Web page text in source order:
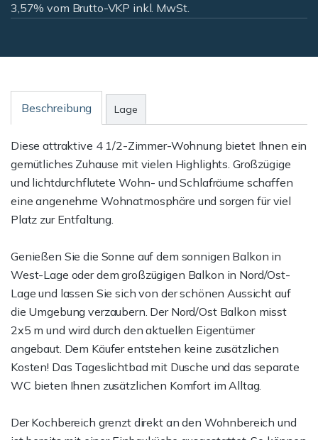
3,57% vom Brutto-VKP inkl. MwSt.
Beschreibung Lage
Diese attraktive 4 1/2-Zimmer-Wohnung bietet Ihnen ein
gemütliches Zuhause mit vielen Highlights. Großzügige
und lichtdurchflutete Wohn- und Schlafräume schaffen
eine angenehme Wohnatmosphäre und sorgen für viel
Platz zur Entfaltung.
Genießen Sie die Sonne auf dem sonnigen Balkon in
West-Lage oder dem großzügigen Balkon in Nord/Ost-
Lage und lassen Sie sich von der schönen Aussicht auf
die Umgebung verzaubern. Der Nord/Ost Balkon misst
2x5 m und wird durch den aktuellen Eigentümer
angebaut. Dem Käufer entstehen keine zusätzlichen
Kosten! Das Tageslichtbad mit Dusche und das separate
WC bieten Ihnen zusätzlichen Komfort im Alltag.
Der Kochbereich grenzt direkt an den Wohnbereich und